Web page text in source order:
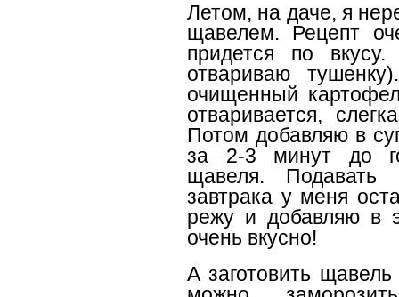
Летом, на даче, я
щавелем. Рецепт
придется по
отвариваю
очищенный
отваривается,
Потом добавляю в
за 2-3 минут до
щавеля.
завтрака у меня
режу и добавляю в
очень вкусно!
А заготовить